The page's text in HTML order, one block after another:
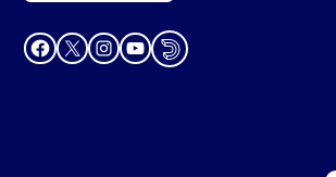
Facebook
X Instagram
YouTube